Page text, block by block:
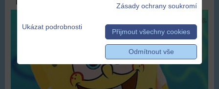
DOPRAVA ZDARMA
Zásady ochrany soukromí
Ukázat podrobnosti
Přijmout všechny cookies
Odmítnout vše